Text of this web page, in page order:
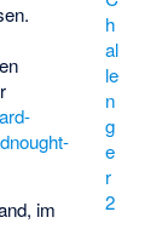
h
al
le
n
g
e
r
2
im